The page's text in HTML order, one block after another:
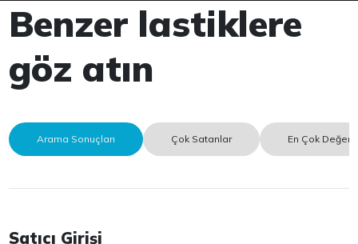
Benzer lastiklere
göz atın
Arama Sonuçları Çok Satanlar En Çok
Satıcı Girişi